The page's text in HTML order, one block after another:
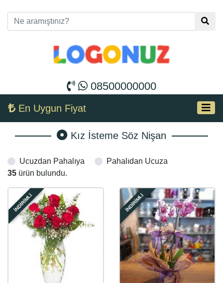
08500000000
En Uygun Fiyat
Kız İsteme Söz Nişan
Ucuzdan Pahalıya
Pahalıdan Ucuza
35 ürün bulundu.
İNDİRİMLİ İNDİRİMLİ